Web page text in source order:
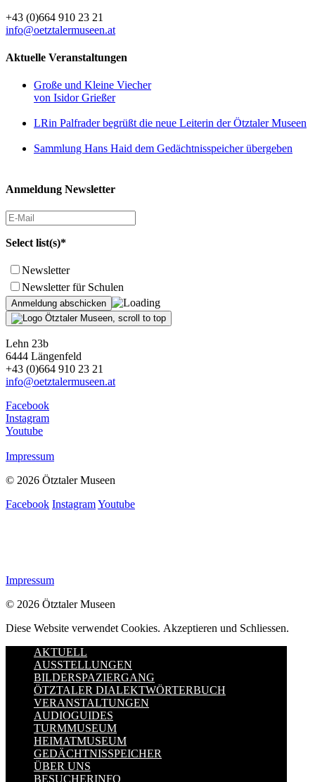
+43 (0)664 910 23 21
info@oetztalermuseen.at
Aktuelle Veranstaltungen
Große und Kleine Viecher
von Isidor Grießer
LRin Palfrader begrüßt die neue Leiterin der Ötztaler Museen
Sammlung Hans Haid dem Gedächtnisspeicher übergeben
Anmeldung Newsletter
Select list(s)*
Newsletter
Newsletter für Schulen
Lehn 23b
6444 Längenfeld
+43 (0)664 910 23 21
info@oetztalermuseen.at
Facebook
Instagram
Youtube
Impressum
© 2026 Ötztaler Museen
Facebook InstagramYoutube
Impressum
© 2026 Ötztaler Museen
Diese Website verwendet Cookies. Akzeptieren und Schliessen.
AKTUELL
AUSSTELLUNGEN
BILDERSPAZIERGANG
ÖTZTALER DIALEKTWÖRTERBUCH
VERANSTALTUNGEN
AUDIOGUIDES
TURMMUSEUM
HEIMATMUSEUM
GEDÄCHTNISSPEICHER
ÜBER UNS
BESUCHERINFO